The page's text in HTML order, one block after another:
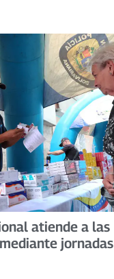
atiende a las
jornadas